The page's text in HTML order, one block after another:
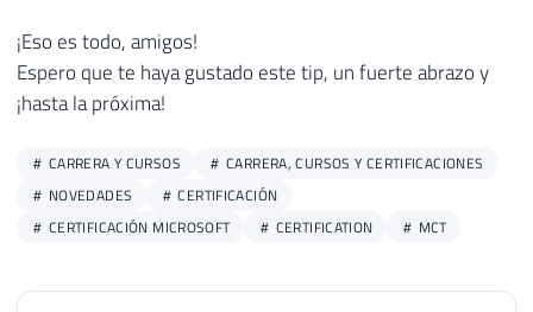
¡Eso es todo, amigos!
Espero que te haya gustado este tip, un fuerte abrazo y
¡hasta la próxima!
CARRERA Y CURSOS
CARRERA, CURSOS Y CERTIFICACIONES
NOVEDADES
CERTIFICACIÓN
CERTIFICACIÓN MICROSOFT
CERTIFICATION MCT